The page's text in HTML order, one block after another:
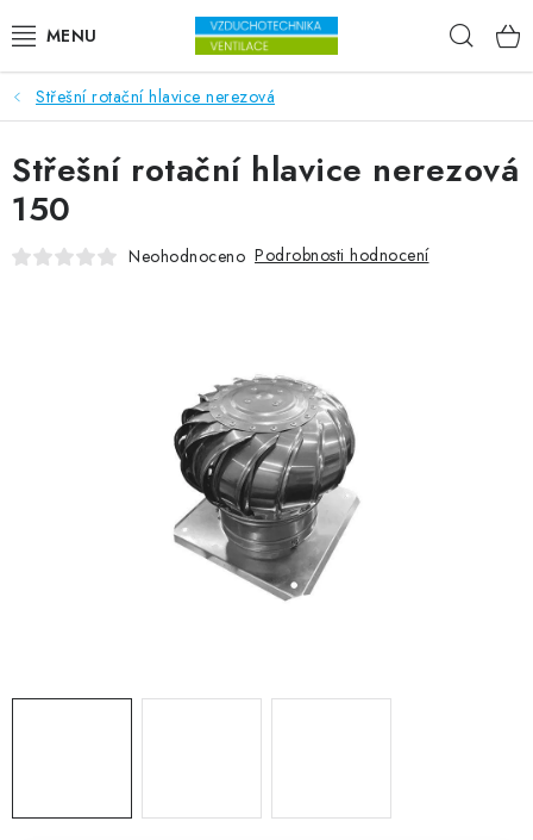
VENTILÁTORY
VZDUCHOTECHNIKA
REKUPERACE
ZVLHČOVAČE VZDUCHU PRŮMYSLOVÉ
NAHŘÍVACÍ POLŠTÁŘEK S LÁVOVÝM PÍSKEM
Střešní rotační hlavice nerezová
Střešní rotační hlavice nerezová
150
Neohodnoceno Podrobnosti hodnocení